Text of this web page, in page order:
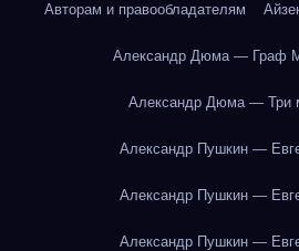
Авторам и правообладателям
Александр Дюма — Граф
Александр Дюма — Три
Александр Пушкин —
Александр Пушкин —
Александр Пушкин —